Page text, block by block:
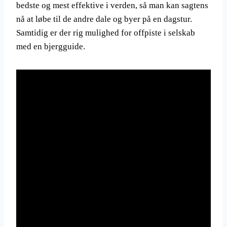
bedste og mest effektive i verden, så man kan sagtens
nå at løbe til de andre dale og byer på en dagstur.
Samtidig er der rig mulighed for offpiste i selskab
med en bjergguide.